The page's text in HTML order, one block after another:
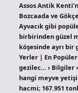
Assos Antik
Bozcaada ve
Ayvacık gibi
birbirinden güzel
köşesinde ayrı bir
Yerler | En
gezilec… › Bilgiler
hangi meyve
hacmi; 167.951